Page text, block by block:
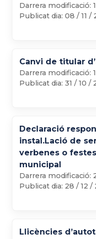
Darrera modificació:
Publicat dia: 08 / 11 /
Canvi de titular
Darrera modificació:
Publicat dia: 31 / 10 /
Declaració
instal.Lació de
verbenes o
municipal
Darrera modificació:
Publicat dia: 28 / 12 /
Llicències